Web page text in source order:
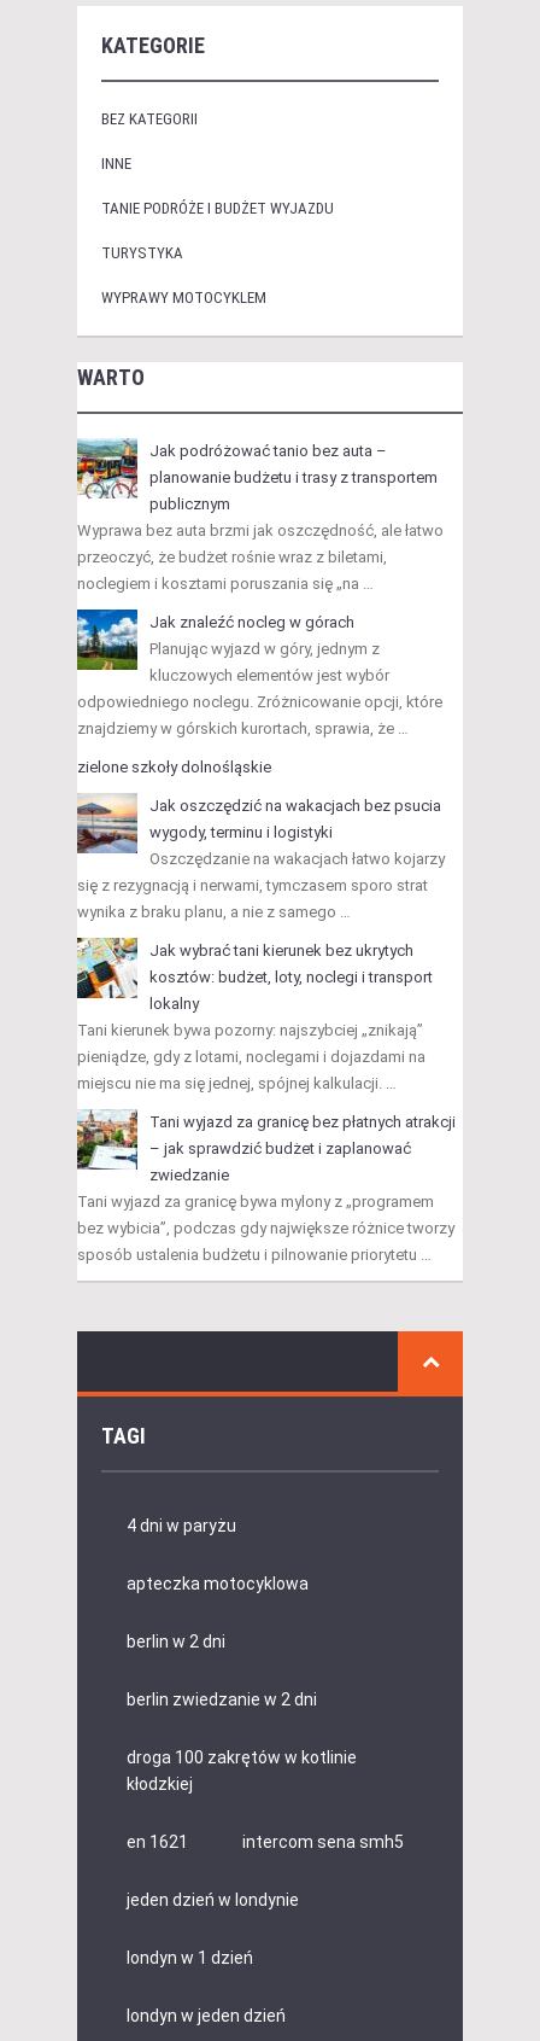
KATEGORIE
BEZ KATEGORII
INNE
TANIE PODRÓŻE I BUDŻET WYJAZDU
TURYSTYKA
WYPRAWY MOTOCYKLEM
WARTO
Jak podróżować tanio bez auta –
planowanie budżetu i trasy z transportem
publicznym
Wyprawa bez auta brzmi jak oszczędność, ale łatwo
przeoczyć, że budżet rośnie wraz z biletami,
noclegiem i kosztami poruszania się „na …
Jak znaleźć nocleg w górach
Planując wyjazd w góry, jednym z
kluczowych elementów jest wybór
odpowiedniego noclegu. Zróżnicowanie opcji, które
znajdziemy w górskich kurortach, sprawia, że …
zielone szkoły dolnośląskie
Jak oszczędzić na wakacjach bez psucia
wygody, terminu i logistyki
Oszczędzanie na wakacjach łatwo kojarzy
się z rezygnacją i nerwami, tymczasem sporo strat
wynika z braku planu, a nie z samego …
Jak wybrać tani kierunek bez ukrytych
kosztów: budżet, loty, noclegi i transport
lokalny
Tani kierunek bywa pozorny: najszybciej „znikają”
pieniądze, gdy z lotami, noclegami i dojazdami na
miejscu nie ma się jednej, spójnej kalkulacji. …
Tani wyjazd za granicę bez płatnych atrakcji
– jak sprawdzić budżet i zaplanować
zwiedzanie
Tani wyjazd za granicę bywa mylony z „programem
bez wybicia”, podczas gdy największe różnice tworzy
sposób ustalenia budżetu i pilnowanie priorytetu …
TAGI
4 dni w paryżu
apteczka motocyklowa
berlin w 2 dni
berlin zwiedzanie w 2 dni
droga 100 zakrętów w kotlinie
kłodzkiej
en 1621 intercom sena smh5
jeden dzień w londynie
londyn w 1 dzień
londyn w jeden dzień